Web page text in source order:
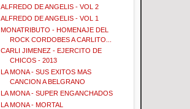
ALFREDO DE ANGELIS - VOL 2
ALFREDO DE ANGELIS - VOL 1
MONATRIBUTO - HOMENAJE DEL
ROCK CORDOBES A CARLITO...
CARLI JIMENEZ - EJERCITO DE
CHICOS - 2013
LA MONA - SUS EXITOS MAS
CANCION A BELGRANO
LA MONA - SUPER ENGANCHADOS
LA MONA - MORTAL